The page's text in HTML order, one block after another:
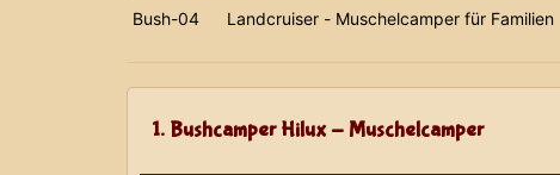
Bush-04
Landcruiser - Muschelcamper für Familien
1. Bushcamper Hilux - Muschelcamper